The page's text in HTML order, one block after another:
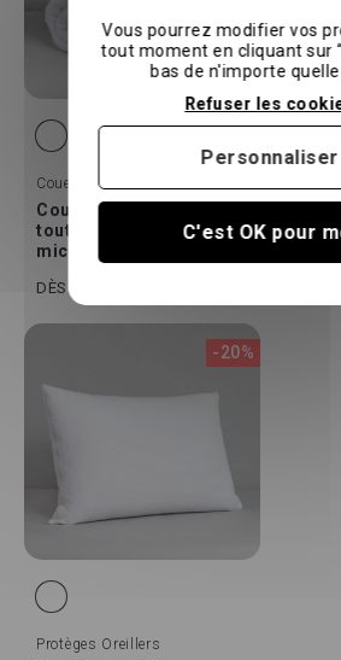
Couettes
Couette Duo clipsable
toute saison en
microfibre
DÈS
-20%
Protèges Oreillers
Vous pourrez modifier vos
tout moment en cliquant sur
bas de n'importe quelle
C'est OK pour
Refuser les
Personnaliser